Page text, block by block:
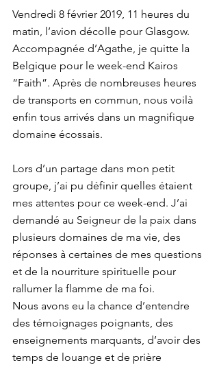
Vendredi 8 février 2019, 11 heures du
matin, l’avion décolle pour Glasgow.
Accompagnée d’Agathe, je quitte la
Belgique pour le week-end Kairos
“Faith”. Après de nombreuses heures
de transports en commun, nous voilà
enfin tous arrivés dans un magnifique
domaine écossais.
Lors d’un partage dans mon petit
groupe, j’ai pu définir quelles étaient
mes attentes pour ce week-end. J’ai
demandé au Seigneur de la paix dans
plusieurs domaines de ma vie, des
réponses à certaines de mes questions
et de la nourriture spirituelle pour
rallumer la flamme de ma foi.
Nous avons eu la chance d’entendre
des témoignages poignants, des
enseignements marquants, d’avoir des
temps de louange et de prière